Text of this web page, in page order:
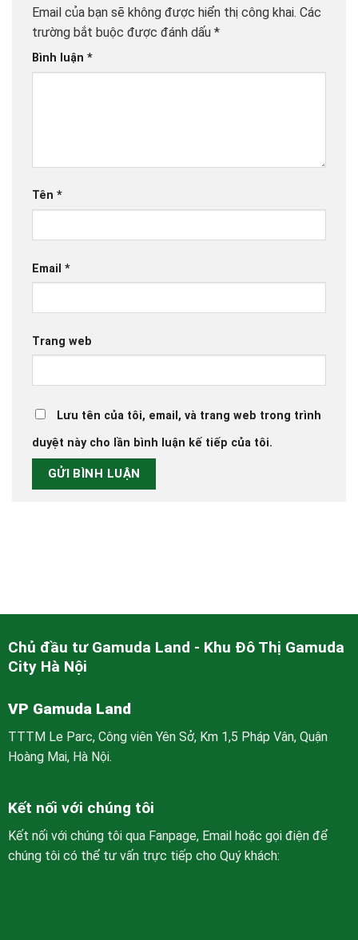
Email của bạn sẽ không được hiển thị công khai. Các
trường bắt buộc được đánh dấu *
Bình luận *
Tên *
Email *
Trang web
Lưu tên của tôi, email, và trang web trong trình
duyệt này cho lần bình luận kế tiếp của tôi.
Chủ đầu tư Gamuda Land - Khu Đô Thị Gamuda
City Hà Nội
VP Gamuda Land
TTTM Le Parc, Công viên Yên Sở, Km 1,5 Pháp Vân, Quận
Hoàng Mai, Hà Nội.
Kết nối với chúng tôi
Kết nối với chúng tôi qua Fanpage, Email hoặc gọi điện để
chúng tôi có thể tư vấn trực tiếp cho Quý khách: